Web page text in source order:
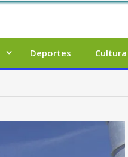
Deportes Cultura